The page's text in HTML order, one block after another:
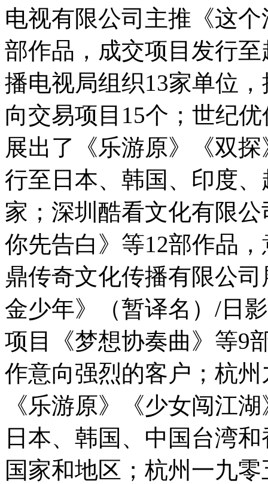
电视有限公司主推《这
部作品，成交项目发行
播电视局组织13家单位
向交易项目15个；世纪
展出了《乐游原》《双
行至日本、韩国、印度
家；深圳酷看文化有限
你先告白》等12部作品
鼎传奇文化传播有限公
金少年》（暂译名）/日
项目《梦想协奏曲》等9
作意向强烈的客户；杭
《乐游原》《少女闯江
日本、韩国、中国台湾
国家和地区；杭州一九